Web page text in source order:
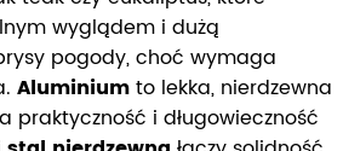
wyglądem i dużą
pogody, choć wymaga
Aluminiumto lekka, nierdzewna
praktyczność i długowieczność